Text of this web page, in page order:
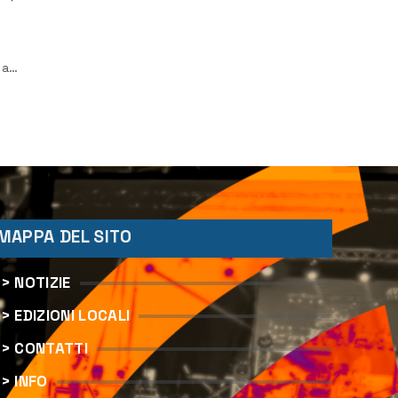
DEL SITO
> NOTIZIE
> EDIZIONI LOCALI
> CONTATTI
> INFO